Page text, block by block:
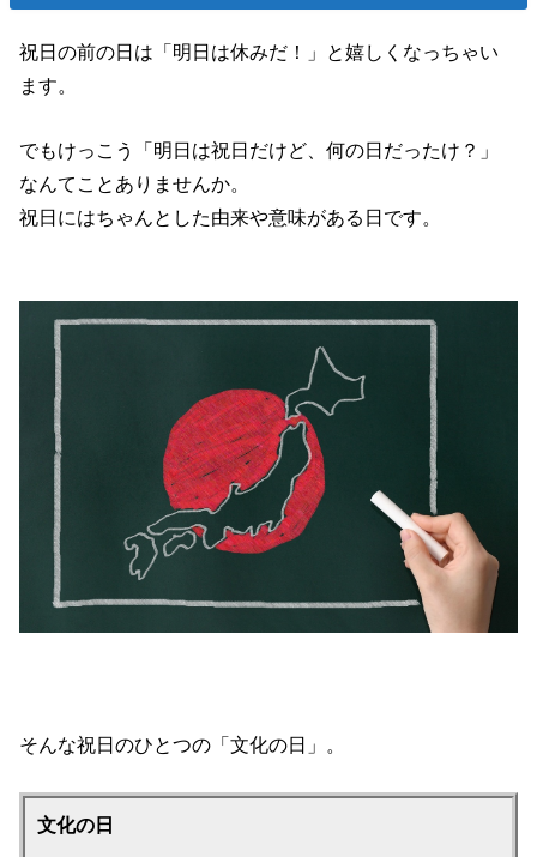
祝日の前の日は「明日は休みだ！」と嬉しくなっちゃい
ます。
でもけっこう「明日は祝日だけど、何の日だったけ？」
なんてことありませんか。
祝日にはちゃんとした由来や意味がある日です。
そんな祝日のひとつの「文化の日」。
文化の日